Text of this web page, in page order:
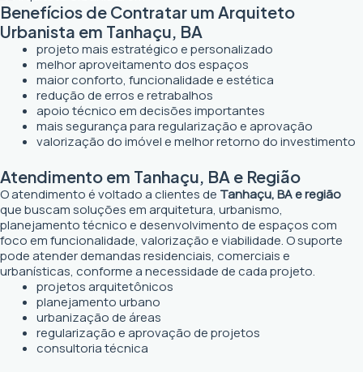
Benefícios de Contratar um Arquiteto
Urbanista em Tanhaçu, BA
projeto mais estratégico e personalizado
melhor aproveitamento dos espaços
maior conforto, funcionalidade e estética
redução de erros e retrabalhos
apoio técnico em decisões importantes
mais segurança para regularização e aprovação
valorização do imóvel e melhor retorno do investimento
Atendimento em Tanhaçu, BA e Região
O atendimento é voltado a clientes de Tanhaçu, BA e região
que buscam soluções em arquitetura, urbanismo,
planejamento técnico e desenvolvimento de espaços com
foco em funcionalidade, valorização e viabilidade. O suporte
pode atender demandas residenciais, comerciais e
urbanísticas, conforme a necessidade de cada projeto.
projetos arquitetônicos
planejamento urbano
urbanização de áreas
regularização e aprovação de projetos
consultoria técnica